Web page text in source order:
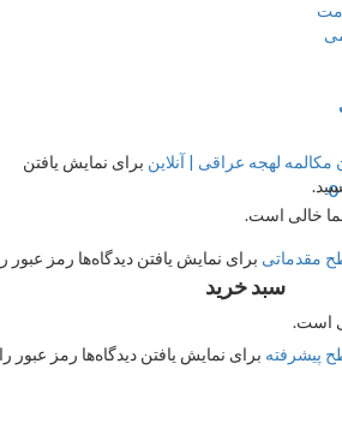
خالی است.
سبد خرید
لهجه عراقی | آنلاینبرای نمایش یافتن
برای نمایش یافتن دیدگاه‌ها رمز عبور را
برای نمایش یافتن دیدگاه‌ها رمز عبور را